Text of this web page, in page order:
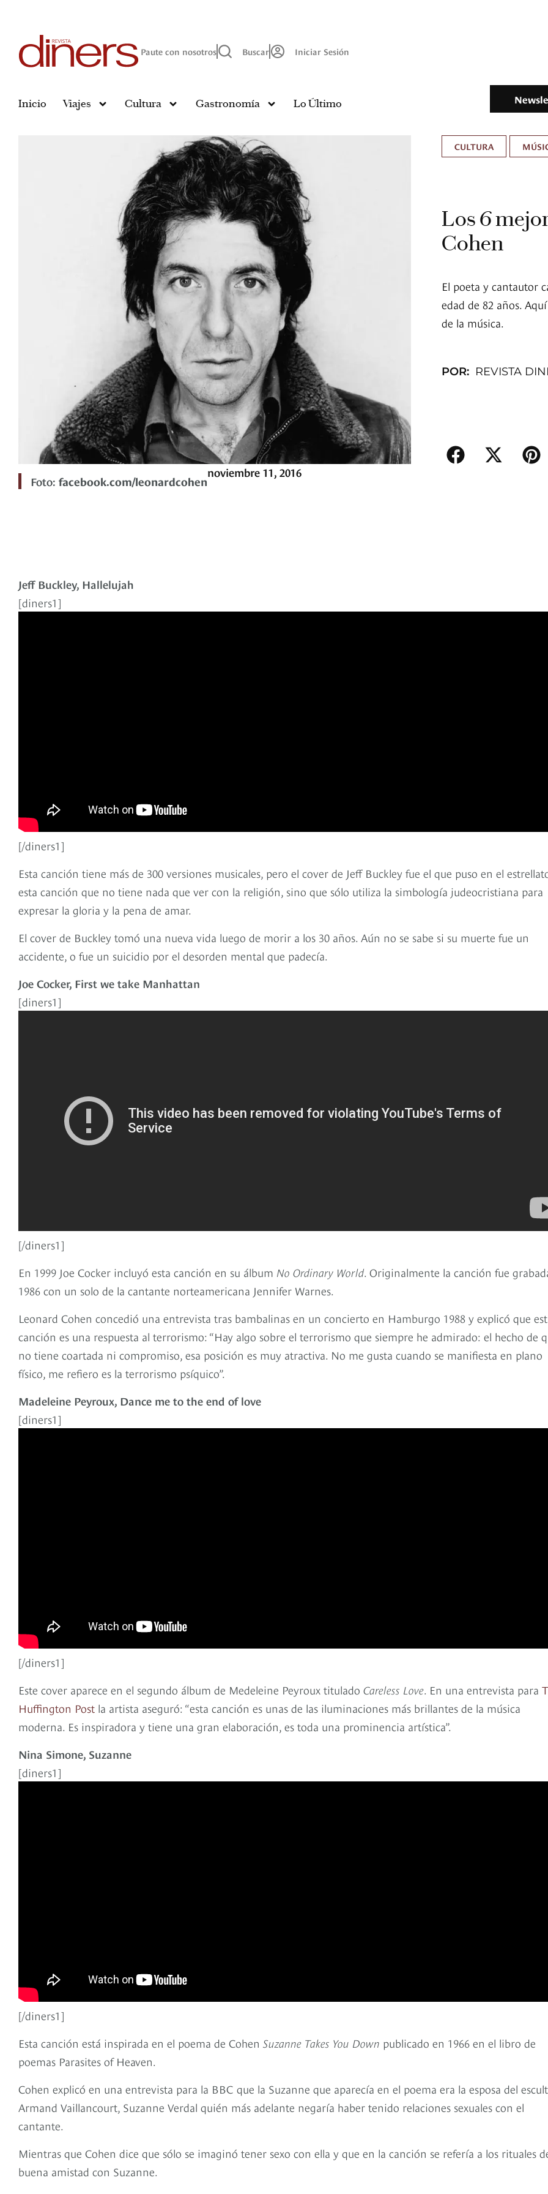
Paute con nosotros Buscar Iniciar Sesión
Inicio Viajes Cultura Gastronomía Lo Último
Foto: facebook.com/leonardcohen
noviembre 11, 2016
CULTURA
Los 6
Cohen
El poeta y cantautor
edad de 82 años.
de la música.
POR: REVISTA
Jeff Buckley, Hallelujah
[diners1]
[/diners1]
Esta canción tiene más de 300 versiones musicales, pero el cover de Jeff Buckley fue el que puso en el
esta canción que no tiene nada que ver con la religión, sino que sólo utiliza la simbología judeocristiana para
expresar la gloria y la pena de amar.
El cover de Buckley tomó una nueva vida luego de morir a los 30 años. Aún no se sabe si su muerte fue un
accidente, o fue un suicidio por el desorden mental que padecía.
Joe Cocker, First we take Manhattan
[diners1]
[/diners1]
En 1999 Joe Cocker incluyó esta canción en su álbum No Ordinary World. Originalmente la canción fue
1986 con un solo de la cantante norteamericana Jennifer Warnes.
Leonard Cohen concedió una entrevista tras bambalinas en un concierto en Hamburgo 1988 y explicó que
canción es una respuesta al terrorismo: “Hay algo sobre el terrorismo que siempre he admirado: el hecho de
no tiene coartada ni compromiso, esa posición es muy atractiva. No me gusta cuando se manifiesta en plano
físico, me refiero es la terrorismo psíquico”.
Madeleine Peyroux, Dance me to the end of love
[diners1]
[/diners1]
Este cover aparece en el segundo álbum de Medeleine Peyroux titulado Careless Love. En una entrevista para
Huffington Post la artista aseguró: “esta canción es unas de las iluminaciones más brillantes de la música
moderna. Es inspiradora y tiene una gran elaboración, es toda una prominencia artística”.
Nina Simone, Suzanne
[diners1]
[/diners1]
Esta canción está inspirada en el poema de Cohen Suzanne Takes You Down publicado en 1966 en el libro de
poemas Parasites of Heaven.
Cohen explicó en una entrevista para la BBC que la Suzanne que aparecía en el poema era la esposa del
Armand Vaillancourt, Suzanne Verdal quién más adelante negaría haber tenido relaciones sexuales con el
cantante.
Mientras que Cohen dice que sólo se imaginó tener sexo con ella y que en la canción se refería a los rituales
buena amistad con Suzanne.